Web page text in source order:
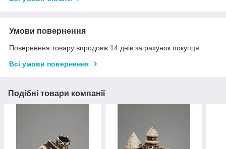
Умови повернення
Повернення товару впродовж 14 днів за рахунок покупця
Всі умови повернення
Подібні товари компанії